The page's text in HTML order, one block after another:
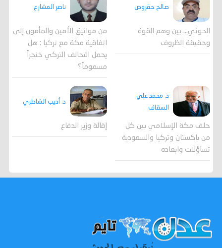
صالح حقروص
الحوثي... بين وهم القوة
وحقيقة الظروف
ناصر المشارع
من مواثيق الأمين والمأمون إلى
اتفاقية مكة مع تركيا : هل
يحمل التحالف التركي خنجراً
مسموماً؟
د. محمد علي
السقاف
حلف مكة الإسلامي بين كل
من باكستان وتركيا والسعودية
تساؤلات وابعاده
د. أديب الشاطري
إقالة وزير الدفاع